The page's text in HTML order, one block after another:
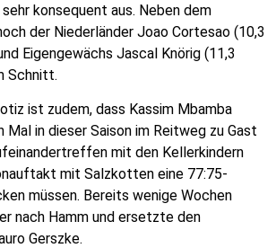
konsequent aus. Neben dem
der Niederländer Joao Cortesao (10,3
Eigengewächs Jascal Knörig (11,3
Schnitt.
ist zudem, dass Kassim Mbamba
Mal in dieser Saison im Reitweg zu Gast
mit den Kellerkindern
mit Salzkotten eine 77:75-
müssen. Bereits wenige Wochen
nach Hamm und ersetzte den
Gerszke.